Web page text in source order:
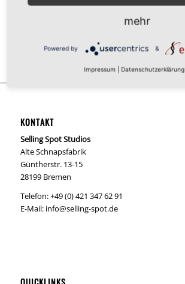
KONTAKT
Selling Spot Studios
Alte Schnapsfabrik
Güntherstr. 13-15
28199 Bremen
Telefon: +49 (0) 421 347 62 91
E-Mail: info@selling-spot.de
mehr
Powered by &
Impressum Datenschutzerklärung